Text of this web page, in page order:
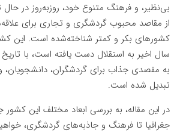
بی‌نظیر، و فرهنگ متنوع خود، روزبه‌روز در
از مقاصد محبوب گردشگری و تجاری برای
سال اخیر به استقلال دست یافته است، با
به مقصدی جذاب برای گردشگران، دانشجویان، و
تبدیل شده است.
در این مقاله، به بررسی ابعاد مختلف این کشور
جغرافیا تا فرهنگ و جاذبه‌های گردشگری،